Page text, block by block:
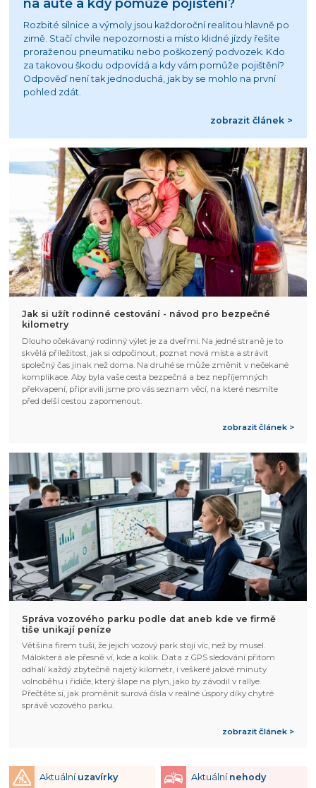
na autě a kdy pomůže pojištění?
Rozbité silnice a výmoly jsou každoroční realitou hlavně po
zimě. Stačí chvíle nepozornosti a místo klidné jízdy řešíte
proraženou pneumatiku nebo poškozený podvozek. Kdo
za takovou škodu odpovídá a kdy vám pomůže pojištění?
Odpověď není tak jednoduchá, jak by se mohlo na první
pohled zdát.
zobrazit článek >
Jak si užít rodinné cestování - návod pro bezpečné
kilometry
Dlouho očekávaný rodinný výlet je za dveřmi. Na jedné straně je to
skvělá příležitost, jak si odpočinout, poznat nová místa a strávit
společný čas jinak než doma. Na druhé se může změnit v nečekané
komplikace. Aby byla vaše cesta bezpečná a bez nepříjemných
překvapení, připravili jsme pro vás seznam věcí, na které nesmíte
před delší cestou zapomenout.
zobrazit článek >
Správa vozového parku podle dat aneb kde ve firmě
tiše unikají peníze
Většina firem tuší, že jejich vozový park stojí víc, než by musel.
Málokterá ale přesně ví, kde a kolik. Data z GPS sledování přitom
odhalí každý zbytečně najetý kilometr, i veškeré jalové minuty
volnoběhu i řidiče, který šlape na plyn, jako by závodil v rallye.
Přečtěte si, jak proměnit surová čísla v reálné úspory díky chytré
správě vozového parku.
zobrazit článek >
Aktuální uzavírky Aktuální nehody